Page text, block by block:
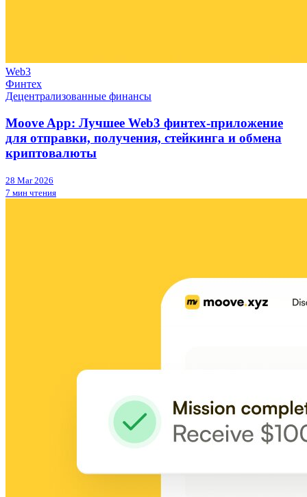
Web3
Финтех
Децентрализованные финансы
Moove App: Лучшее Web3 финтех-приложение
для отправки, получения, стейкинга и обмена
криптовалюты
28 Mar 2026
7 мин чтения